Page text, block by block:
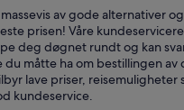
av gode alternativer
prisen! Våre
deg døgnet rundt og kan
du måtte ha om bestillingen av
lave priser, reisemuligheter
kundeservice.